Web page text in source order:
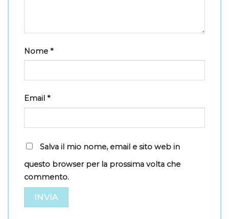
Nome *
Email *
Salva il mio nome, email e sito web in
questo browser per la prossima volta che
commento.